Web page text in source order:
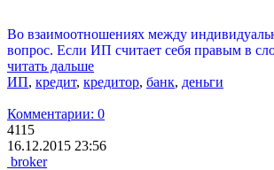
Во взаимоотношениях между
вопрос. Если ИП считает себя правым в
читать дальше
ИП, кредит, кредитор, банк, деньги
Комментарии: 0
4115
16.12.2015 23:56
broker